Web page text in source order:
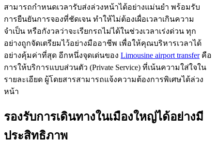
สามารถกำหนดเวลารับส่งล่วงหน้าได้อย่างแม่นยำ พร้อมรับ
การยืนยันการจองที่ชัดเจน ทำให้ไม่ต้องเผื่อเวลาเกินความ
จำเป็น หรือกังวลว่าจะเรียกรถไม่ได้ในช่วงเวลาเร่งด่วน ทุก
อย่างถูกจัดเตรียมไว้อย่างมืออาชีพ เพื่อให้คุณบริหารเวลาได้
อย่างคุ้มค่าที่สุด อีกหนึ่งจุดเด่นของ Limousine airport transferคือ
การให้บริการแบบส่วนตัว (Private Service) ที่เน้นความใส่ใจใน
รายละเอียด ผู้โดยสารสามารถแจ้งความต้องการพิเศษได้ล่วง
หน้า
รองรับการเดินทางในเมืองใหญ่ได้อย่างมี
ประสิทธิภาพ